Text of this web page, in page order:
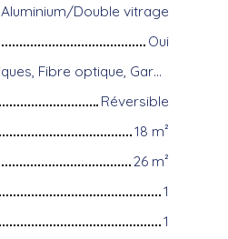
Aluminium/Double vitrage
Oui
Climatisation, Digicode, Équipements domotiques, Fibre optique, Gardien, Local à vélo, Portail motorisé, Porte blindée, Système d'alarme, Visiophone
Réversible
18 m²
26 m²
1
1